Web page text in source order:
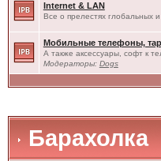
Internet & LAN
Все о прелестях глобальных
Мобильные телефоны,
А также аксессуары, софт к
Модераторы: Dogs
Барахолка